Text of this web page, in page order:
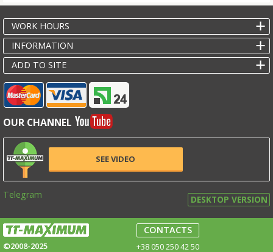
WORK HOURS
INFORMATION
ADD TO SITE
OUR CHANNEL
SEE VIDEO
Telegram DESKTOP VERSION
©2008-2025
CONTACTS
+38 050 250 42 50